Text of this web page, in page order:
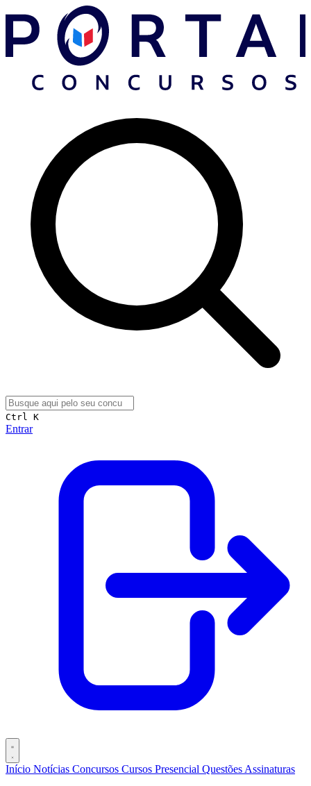
Ctrl K
Entrar
Início Notícias Concursos Cursos Presencial Questões Assinaturas